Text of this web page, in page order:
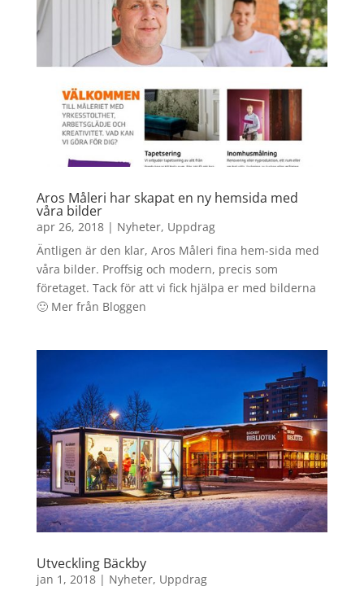
Aros Måleri har skapat en ny hemsida med
våra bilder
apr 26, 2018| Nyheter, Uppdrag
Äntligen är den klar, Aros Måleri fina hem-sida med
våra bilder. Proffsig och modern, precis som
företaget. Tack för att vi fick hjälpa er med bilderna
🙂 Mer från Bloggen
Utveckling Bäckby
jan 1, 2018| Nyheter, Uppdrag